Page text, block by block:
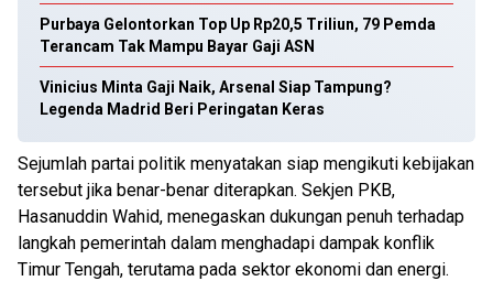
Purbaya Gelontorkan Top Up Rp20,5 Triliun, 79 Pemda
Terancam Tak Mampu Bayar Gaji ASN
Vinicius Minta Gaji Naik, Arsenal Siap Tampung?
Legenda Madrid Beri Peringatan Keras
Sejumlah partai politik menyatakan siap mengikuti kebijakan
tersebut jika benar-benar diterapkan. Sekjen PKB,
Hasanuddin Wahid, menegaskan dukungan penuh terhadap
langkah pemerintah dalam menghadapi dampak konflik
Timur Tengah, terutama pada sektor ekonomi dan energi.